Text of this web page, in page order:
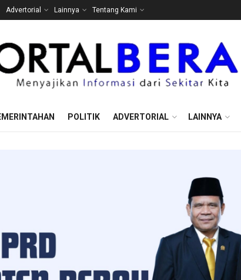
Advertorial Lainnya Tentang Kami
POLITIK ADVERTORIAL LAINNYA